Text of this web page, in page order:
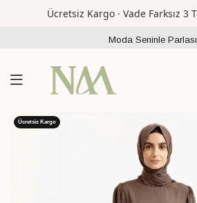
Ücretsiz Kargo · Vade Farksız 3
Moda Seninle
Ücretsiz Kargo